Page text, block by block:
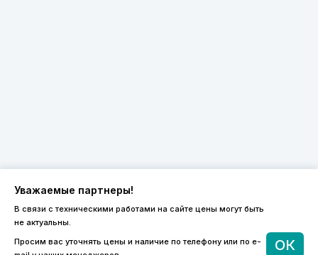
Уважаемые партнеры!
В связи с техническими работами на сайте цены могут быть
не актуальны.
Просим вас уточнять цены и наличие по телефону или по e-
ОК
8 (800) 600-44-94
ПН-ПТ 9:00 - 18:00